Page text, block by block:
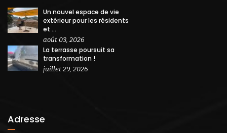
Un nouvel espace de vie
extérieur pour les résidents
et ...
août 03, 2026
La terrasse poursuit sa
transformation !
juillet 29, 2026
Adresse